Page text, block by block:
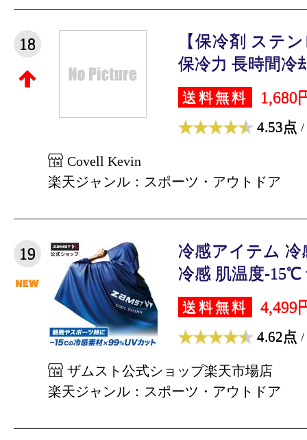
18
【保冷剤 ステ
保冷力 長時間冷
送料無料 1,680
4.53点 /
Covell Kevin
楽天ジャンル：スポーツ・アウトドア
19
冷感アイテム
冷感 肌温度-15℃
送料無料 4,499
4.62点 /
ザムスト公式ショップ楽天市場店
楽天ジャンル：スポーツ・アウトドア